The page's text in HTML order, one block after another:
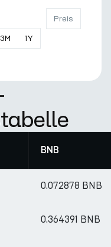
3M 1Y
Preis
BNB
0.072878 BNB
0.364391 BNB